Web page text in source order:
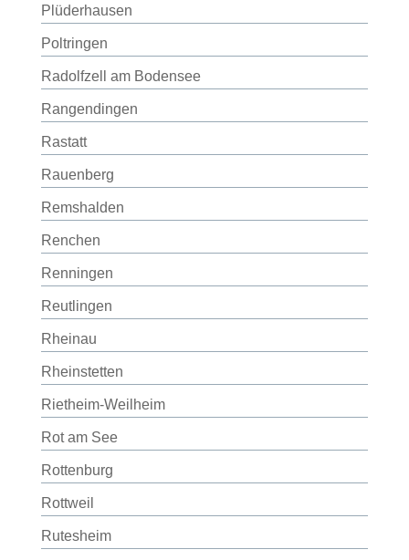
Plüderhausen
Poltringen
Radolfzell am Bodensee
Rangendingen
Rastatt
Rauenberg
Remshalden
Renchen
Renningen
Reutlingen
Rheinau
Rheinstetten
Rietheim-Weilheim
Rot am See
Rottenburg
Rottweil
Rutesheim